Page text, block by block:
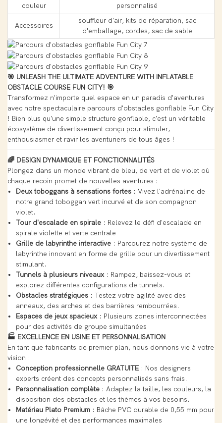
couleur
personnalisé
Accessoires
souffleur d'air, kits de réparation, sac
d'emballage, cordes, sac de sable
🎯 UNLEASH THE ULTIMATE ADVENTURE WITH INFLATABLE
OBSTACLE COURSE FUN CITY! 🎯
Transformez n'importe quel espace en un paradis d'aventures
avec notre spectaculaire parcours d'obstacles gonflable Fun City
! Bien plus qu'une simple structure gonflable, c'est un véritable
écosystème de divertissement conçu pour stimuler,
enthousiasmer et ravir les aventuriers de tous âges !
🌈 DESIGN DYNAMIQUE ET FONCTIONNALITÉS
Plongez dans un monde vibrant de bleu, de vert et de violet où
chaque recoin promet de nouvelles aventures :
Deux toboggans à sensations fortes: Vivez l'adrénaline de
notre grand toboggan vert incurvé et de son compagnon
violet.
Tour d'escalade en spirale: Relevez le défi d'escalade en
spirale violette et verte centrale
Grille de labyrinthe interactive: Parcourez notre système de
labyrinthe innovant en forme de grille pour un divertissement
stimulant.
Tunnels à plusieurs niveaux: Rampez, baissez-vous et
explorez différentes configurations de tunnels.
Obstacles stratégiques: Testez votre agilité avec des
anneaux, des arches et des barrières rembourrées.
Espaces de jeux spacieux: Plusieurs zones interconnectées
pour des activités de groupe simultanées
🏭 EXCELLENCE EN USINE ET PERSONNALISATION
En tant que fabricants de premier plan, nous donnons vie à votre
vision :
Conception professionnelle GRATUITE: Nos designers
experts créent des concepts personnalisés sans frais.
Personnalisation complète: Adaptez la taille, les couleurs, la
disposition des obstacles et les thèmes à vos besoins.
Matériau Plato Premium: Bâche PVC durable de 0,55 mm pour
une longévité et des performances maximales